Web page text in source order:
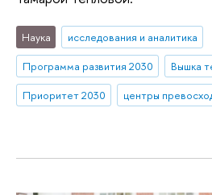
Наука
исследования и аналитика
Программа развития 2030
Вышка
Приоритет 2030
центры